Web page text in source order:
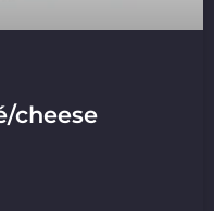
cheese